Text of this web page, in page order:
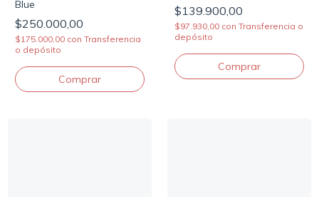
Blue
$250.000,00
$175.000,00 con Transferencia
o depósito
$139.900,00
$97.930,00 con Transferencia o
depósito